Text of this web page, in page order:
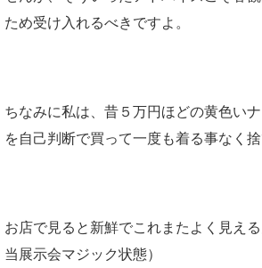
ため受け入れるべきですよ。
ちなみに私は、昔５万円ほどの黄色い
を自己判断で買って一度も着る事なく
お店で見ると新鮮でこれまたよく見え
当展示会マジック状態）